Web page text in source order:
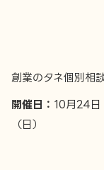
創業のタネ個別相
開催日： 10月24日
（日）